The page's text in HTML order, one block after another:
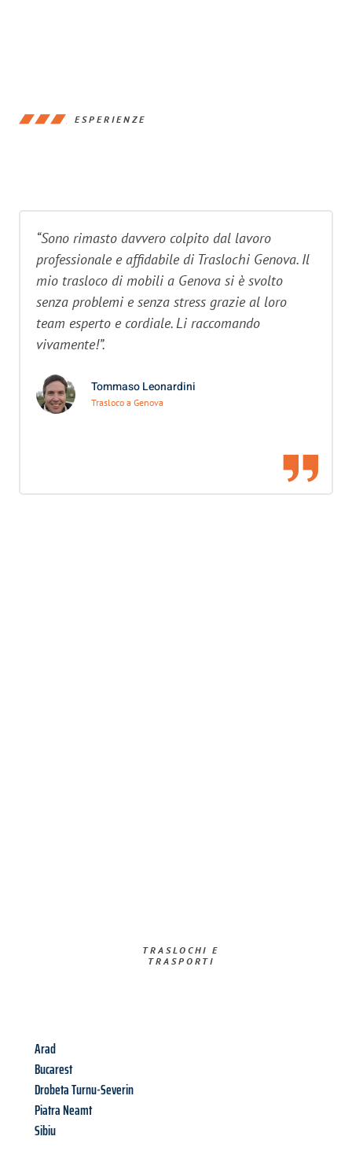
ESPERIENZE
“Sono rimasto davvero colpito dal lavoro
professionale e affidabile di Traslochi Genova. Il
mio trasloco di mobili a Genova si è svolto
senza problemi e senza stress grazie al loro
team esperto e cordiale. Li raccomando
vivamente!”.
Tommaso Leonardini
Trasloco a Genova
TRASLOCHI E
TRASPORTI​
Arad
Bucarest
Drobeta Turnu-Severin
Piatra Neamt
Sibiu